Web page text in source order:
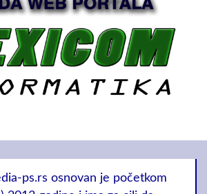
ps.rs osnovan je početkom